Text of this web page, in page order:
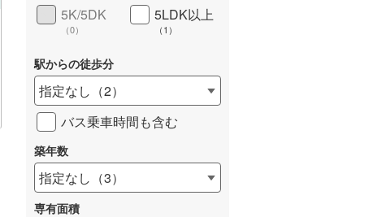
5K/5DK
（0）
5LDK以上
（1 ）
駅からの徒歩分
指定なし （2）
バス乗車時間も含む
築年数
指定なし （3）
専有面積
詳しく見る